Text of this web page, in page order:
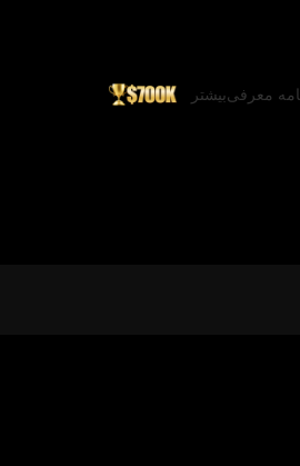
معرفیبیشتر